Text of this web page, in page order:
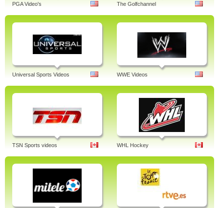
PGA Video's The Golfchannel
Universal Sports Videos WWE Videos
TSN Sports videos WHL Hockey